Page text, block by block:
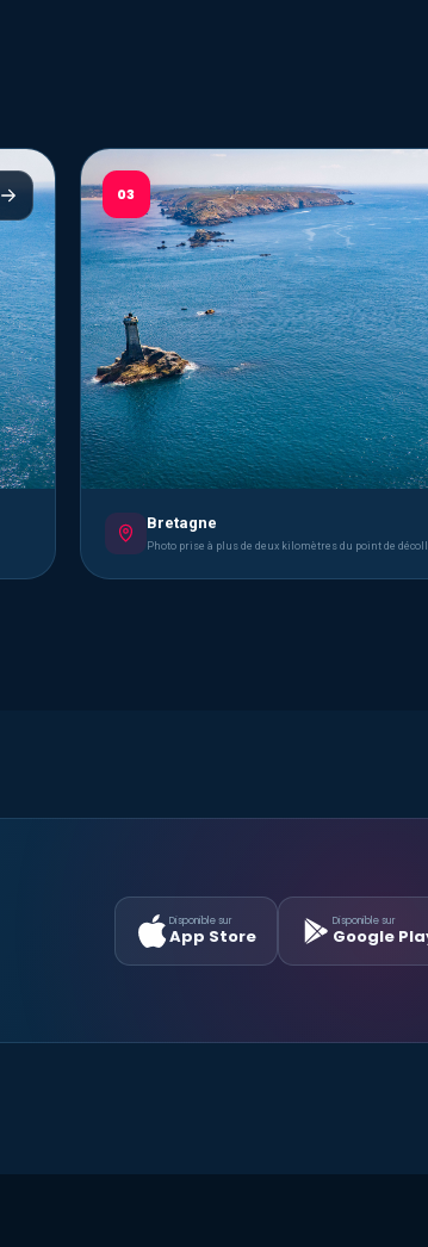
03
Bretagne
Photo prise à plus de deux kilomètres du point de
Disponible sur
App Store
Disponible sur
Google